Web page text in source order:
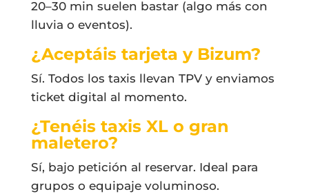
20–30 min suelen bastar (algo más con
lluvia o eventos).
¿Aceptáis tarjeta y Bizum?
Sí. Todos los taxis llevan TPV y enviamos
ticket digital al momento.
¿Tenéis taxis XL o gran
maletero?
Sí, bajo petición al reservar. Ideal para
grupos o equipaje voluminoso.